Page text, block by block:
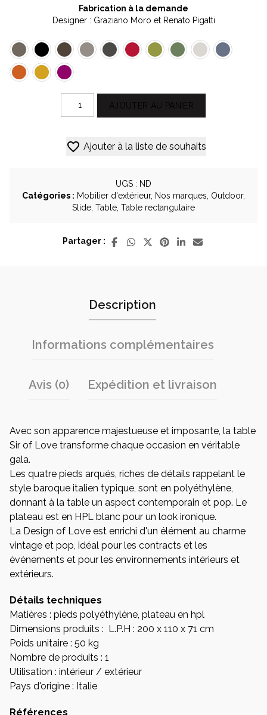
Fabrication à la demande
Designer : Graziano Moro et Renato Pigatti
manger
en
HPL
et
AJOUTER AU PANIER
Ajouter à la liste de souhaits
UGS : ND
Catégories : Mobilier d'extérieur, Nos marques Outdoor,
Slide Table Table rectangulaire
Partager :
Description
Informations complémentaires
Avis (0) Expédition et livraison
Avec son apparence majestueuse et imposante, la table
Sir of Love transforme chaque occasion en véritable
gala.
Les quatre pieds arqués, riches de détails rappelant le
style baroque italien typique, sont en polyéthylène,
donnant à la table un aspect contemporain et pop. Le
plateau est en HPL blanc pour un look ironique.
La Design of Love est enrichi d'un élément au charme
vintage et pop, idéal pour les contracts et les
événements et pour les environnements intérieurs et
extérieurs.
Détails techniques
Matières : pieds polyéthylène, plateau en hpl
Dimensions produits : L.P.H : 200 x 110 x 71 cm
Poids unitaire : 50 kg
Nombre de produits : 1
Utilisation : intérieur / extérieur
Pays d'origine : Italie
Références